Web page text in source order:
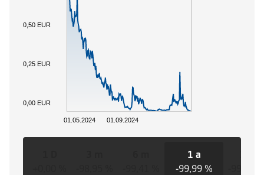
01.05.2024 01.09.2024
0,00 EUR
0,25 EUR
0,50 EUR
1 a
-99,99 %